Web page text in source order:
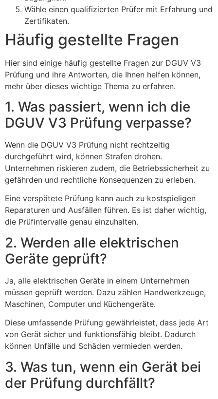
Wähle einen qualifizierten Prüfer mit Erfahrung und
Zertifikaten.
Häufig gestellte Fragen
Hier sind einige häufig gestellte Fragen zur DGUV V3
Prüfung und ihre Antworten, die Ihnen helfen können,
mehr über dieses wichtige Thema zu erfahren.
1. Was passiert, wenn ich die
DGUV V3 Prüfung verpasse?
Wenn die DGUV V3 Prüfung nicht rechtzeitig
durchgeführt wird, können Strafen drohen.
Unternehmen riskieren zudem, die Betriebssicherheit zu
gefährden und rechtliche Konsequenzen zu erleben.
Eine verspätete Prüfung kann auch zu kostspieligen
Reparaturen und Ausfällen führen. Es ist daher wichtig,
die Prüfintervalle genau einzuhalten.
2. Werden alle elektrischen
Geräte geprüft?
Ja, alle elektrischen Geräte in einem Unternehmen
müssen geprüft werden. Dazu zählen Handwerkzeuge,
Maschinen, Computer und Küchengeräte.
Diese umfassende Prüfung gewährleistet, dass jede Art
von Gerät sicher und funktionsfähig bleibt. Dadurch
können Unfälle und Schäden vermieden werden.
3. Was tun, wenn ein Gerät bei
der Prüfung durchfällt?